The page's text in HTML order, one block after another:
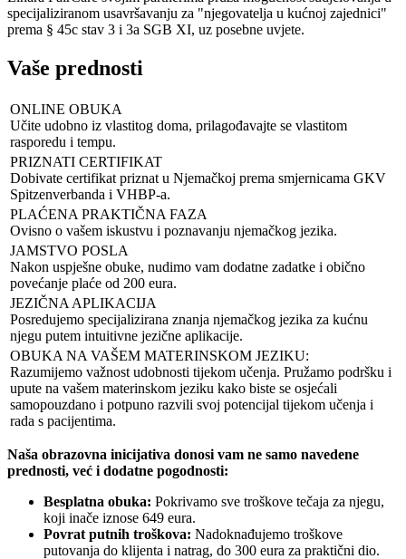
specijaliziranom usavršavanju za "njegovatelja u kućnoj zajednici"
prema § 45c stav 3 i 3a SGB XI, uz posebne uvjete.
Vaše prednosti
ONLINE OBUKA
Učite udobno iz vlastitog doma, prilagođavajte se vlastitom
rasporedu i tempu.
PRIZNATI CERTIFIKAT
Dobivate certifikat priznat u Njemačkoj prema smjernicama GKV
Spitzenverbanda i VHBP-a.
PLAĆENA PRAKTIČNA FAZA
Ovisno o vašem iskustvu i poznavanju njemačkog jezika.
JAMSTVO POSLA
Nakon uspješne obuke, nudimo vam dodatne zadatke i obično
povećanje plaće od 200 eura.
JEZIČNA APLIKACIJA
Posredujemo specijalizirana znanja njemačkog jezika za kućnu
njegu putem intuitivne jezične aplikacije.
OBUKA NA VAŠEM MATERINSKOM JEZIKU:
Razumijemo važnost udobnosti tijekom učenja. Pružamo podršku i
upute na vašem materinskom jeziku kako biste se osjećali
samopouzdano i potpuno razvili svoj potencijal tijekom učenja i
rada s pacijentima.
Naša obrazovna inicijativa donosi vam ne samo navedene
prednosti, već i dodatne pogodnosti:
Besplatna obuka: Pokrivamo sve troškove tečaja za njegu,
koji inače iznose 649 eura.
Povrat putnih troškova: Nadoknađujemo troškove
putovanja do klijenta i natrag, do 300 eura za praktični dio.